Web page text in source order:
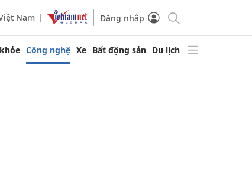
Nam Đăng nhập
Công nghệ Xe Bất động sản Du lịch